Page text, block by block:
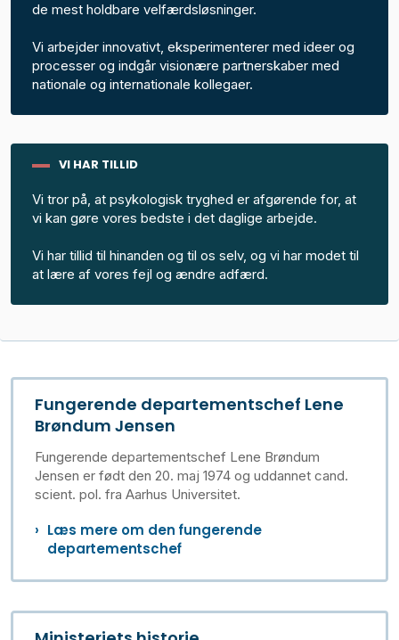
de mest holdbare velfærdsløsninger.
Vi arbejder innovativt, eksperimenterer med ideer og
processer og indgår visionære partnerskaber med
nationale og internationale kollegaer.
VI HAR TILLID
Vi tror på, at psykologisk tryghed er afgørende for, at
vi kan gøre vores bedste i det daglige arbejde.
Vi har tillid til hinanden og til os selv, og vi har modet til
at lære af vores fejl og ændre adfærd.
Fungerende departementschef Lene
Brøndum Jensen
Fungerende departementschef Lene Brøndum
Jensen er født den 20. maj 1974 og uddannet cand.
scient. pol. fra Aarhus Universitet.
Læs mere om den fungerende
departementschef